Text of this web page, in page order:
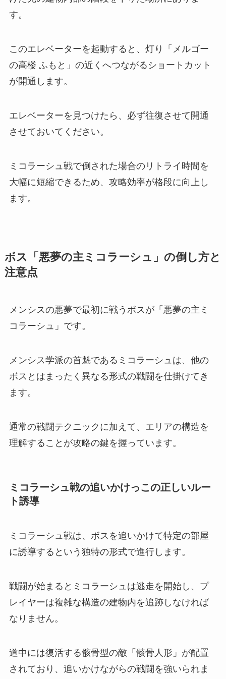
す。
このエレベーターを起動すると、灯り「メルゴー
の高楼 ふもと」の近くへつながるショートカット
が開通します。
エレベーターを見つけたら、必ず往復させて開通
させておいてください。
ミコラーシュ戦で倒された場合のリトライ時間を
大幅に短縮できるため、攻略効率が格段に向上し
ます。
ボス「悪夢の主ミコラーシュ」の倒し方と
注意点
メンシスの悪夢で最初に戦うボスが「悪夢の主ミ
コラーシュ」です。
メンシス学派の首魁であるミコラーシュは、他の
ボスとはまったく異なる形式の戦闘を仕掛けてき
ます。
通常の戦闘テクニックに加えて、エリアの構造を
理解することが攻略の鍵を握っています。
ミコラーシュ戦の追いかけっこの正しいルー
ト誘導
ミコラーシュ戦は、ボスを追いかけて特定の部屋
に誘導するという独特の形式で進行します。
戦闘が始まるとミコラーシュは逃走を開始し、プ
レイヤーは複雑な構造の建物内を追跡しなければ
なりません。
道中には復活する骸骨型の敵「骸骨人形」が配置
されており、追いかけながらの戦闘を強いられま